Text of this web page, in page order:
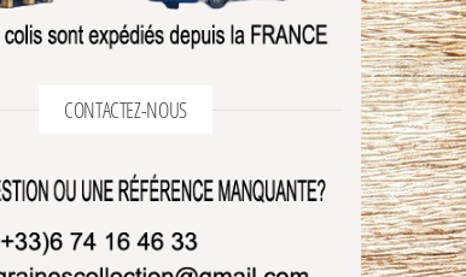
CONTACTEZ-NOUS